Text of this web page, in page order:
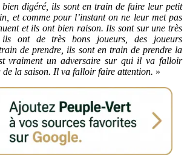
digéré, ils sont en train de faire leur petit
et comme pour l’instant on ne leur met pas
et ils ont bien raison. Ils sont sur une très
ils ont de très bons joueurs, des joueurs
de prendre, ils sont en train de prendre la
vraiment un adversaire sur qui il va falloir
la saison. Il va falloir faire attention. »